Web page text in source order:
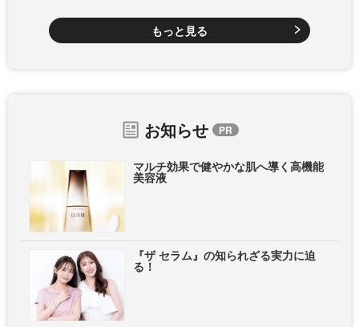
もっと見る
お知らせ
マルチ効果で健やかな肌へ導く高機能
美容液
『ザ セラム』の知られざる実力に迫
る！